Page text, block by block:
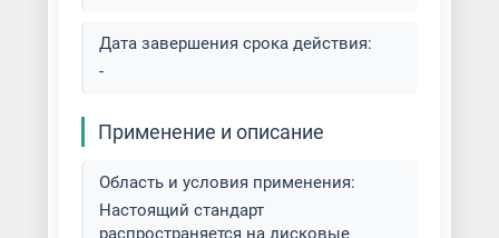
Дата завершения срока действия:
-
Применение и описание
Область и условия применения:
Настоящий стандарт
распространяется на дисковые